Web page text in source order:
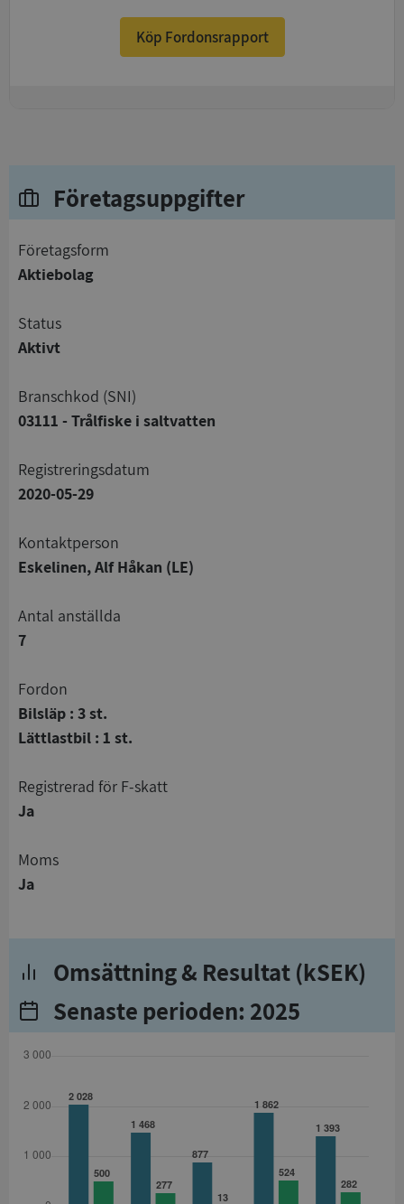
Köp Fordonsrapport
Företagsuppgifter
företagsform
Aktiebolag
status
Aktivt
branschkod (SNI)
03111 - Trålfiske i saltvatten
registreringsdatum
2020-05-29
Kontaktperson
Eskelinen, Alf Håkan (LE)
Antal anställda
7
Fordon
Bilsläp : 3 st.
Lättlastbil : 1 st.
registrerad för F-skatt
Ja
Moms
Ja
Omsättning & Resultat (kSEK)
Senaste perioden: 2025